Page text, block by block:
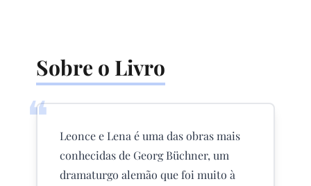
Sobre o Livro
❝
Leonce e Lena é uma das obras mais
conhecidas de Georg Büchner, um
dramaturgo alemão que foi muito à